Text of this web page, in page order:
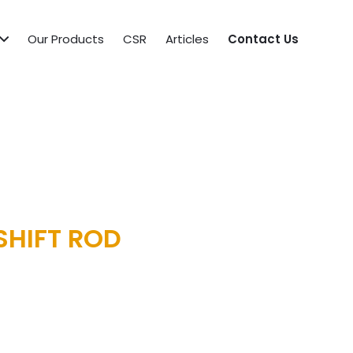
Our Products CSR Articles Contact Us
ROD